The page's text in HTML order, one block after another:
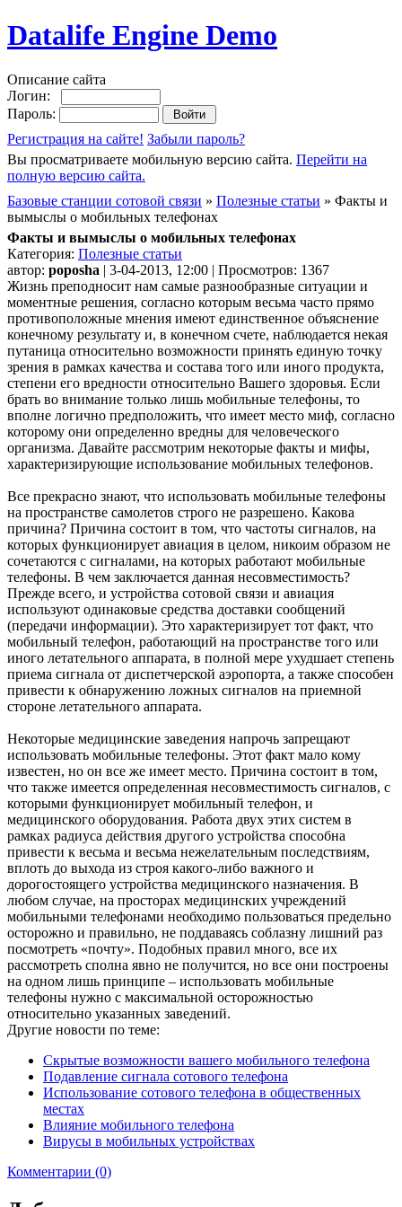
Datalife Engine Demo
Описание сайта
Логин:
Пароль:
Регистрация на сайте! Забыли пароль?
Вы просматриваете мобильную версию сайта. Перейти на
полную версию сайта.
Базовые станции сотовой связи » Полезные статьи » Факты и
вымыслы о мобильных телефонах
Факты и вымыслы о мобильных телефонах
Категория: Полезные статьи
автор: poposha | 3-04-2013, 12:00 | Просмотров: 1367
Жизнь преподносит нам самые разнообразные ситуации и
моментные решения, согласно которым весьма часто прямо
противоположные мнения имеют единственное объяснение
конечному результату и, в конечном счете, наблюдается некая
путаница относительно возможности принять единую точку
зрения в рамках качества и состава того или иного продукта,
степени его вредности относительно Вашего здоровья. Если
брать во внимание только лишь мобильные телефоны, то
вполне логично предположить, что имеет место миф, согласно
которому они определенно вредны для человеческого
организма. Давайте рассмотрим некоторые факты и мифы,
характеризирующие использование мобильных телефонов.
Все прекрасно знают, что использовать мобильные телефоны
на пространстве самолетов строго не разрешено. Какова
причина? Причина состоит в том, что частоты сигналов, на
которых функционирует авиация в целом, никоим образом не
сочетаются с сигналами, на которых работают мобильные
телефоны. В чем заключается данная несовместимость?
Прежде всего, и устройства сотовой связи и авиация
используют одинаковые средства доставки сообщений
(передачи информации). Это характеризирует тот факт, что
мобильный телефон, работающий на пространстве того или
иного летательного аппарата, в полной мере ухудшает степень
приема сигнала от диспетчерской аэропорта, а также способен
привести к обнаружению ложных сигналов на приемной
стороне летательного аппарата.
Некоторые медицинские заведения напрочь запрещают
использовать мобильные телефоны. Этот факт мало кому
известен, но он все же имеет место. Причина состоит в том,
что также имеется определенная несовместимость сигналов, с
которыми функционирует мобильный телефон, и
медицинского оборудования. Работа двух этих систем в
рамках радиуса действия другого устройства способна
привести к весьма и весьма нежелательным последствиям,
вплоть до выхода из строя какого-либо важного и
дорогостоящего устройства медицинского назначения. В
любом случае, на просторах медицинских учреждений
мобильными телефонами необходимо пользоваться предельно
осторожно и правильно, не поддаваясь соблазну лишний раз
посмотреть «почту». Подобных правил много, все их
рассмотреть сполна явно не получится, но все они построены
на одном лишь принципе – использовать мобильные
телефоны нужно с максимальной осторожностью
относительно указанных заведений.
Другие новости по теме:
Скрытые возможности вашего мобильного телефона
Подавление сигнала сотового телефона
Использование сотового телефона в общественных
местах
Влияние мобильного телефона
Вирусы в мобильных устройствах
Комментарии (0)